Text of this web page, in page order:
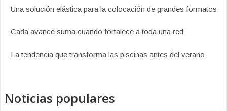
Una solución elástica para la colocación de grandes formatos
Cada avance suma cuando fortalece a toda una red
La tendencia que transforma las piscinas antes del verano
Noticias populares